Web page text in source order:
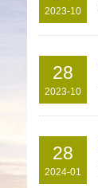
2023-10
28
2023-10
28
2024-01